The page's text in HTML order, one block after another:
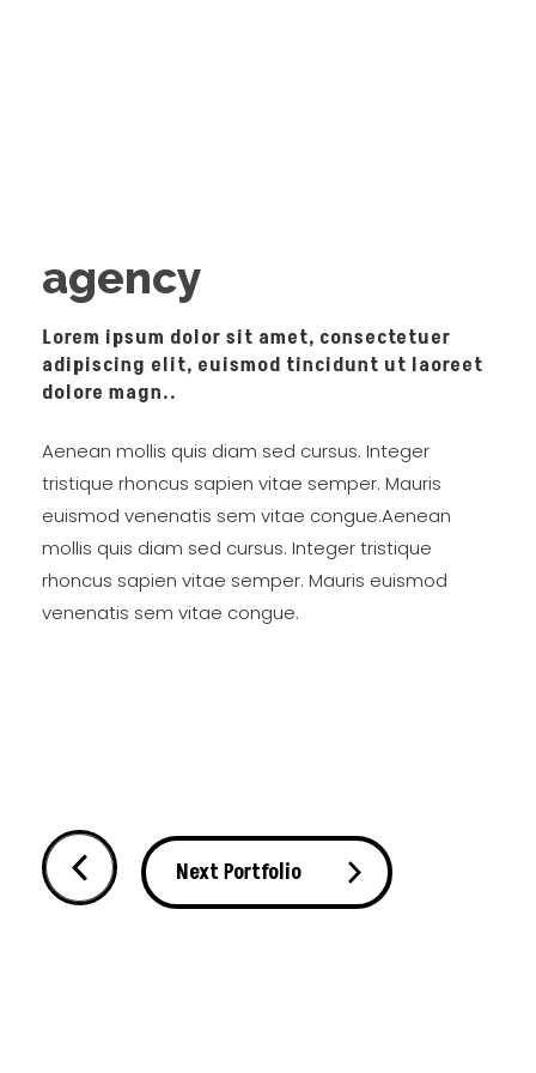
agency
Lorem ipsum dolor sit amet, consectetuer
adipiscing elit, euismod tincidunt ut laoreet
dolore magn..
Aenean mollis quis diam sed cursus. Integer
tristique rhoncus sapien vitae semper. Mauris
euismod venenatis sem vitae congue.Aenean
mollis quis diam sed cursus. Integer tristique
rhoncus sapien vitae semper. Mauris euismod
venenatis sem vitae congue.
Next Portfolio